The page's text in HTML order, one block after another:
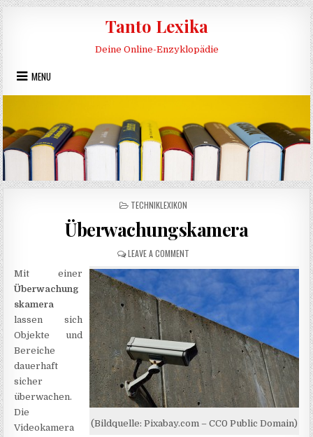
Skip to content
Tanto Lexika
Deine Online-Enzyklopädie
MENU
POSTED IN
TECHNIKLEXIKON
Überwachungskamera
LEAVE A COMMENTON ÜBERWACHUNGSKAMERA
(Bildquelle: Pixabay.com – CC0 Public Domain)
Mit einer
Überwachung
skamera
lassen sich
Objekte und
Bereiche
dauerhaft
sicher
überwachen.
Die
Videokamera